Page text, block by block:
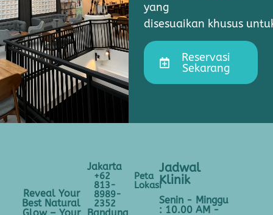
yang
disesuaikan khusus
Reservasi
Sekarang
Reveal Your
Best Natural
Glow – Your
Jakarta
+62
813-
8989-
2352
Peta
Lokasi
Bandung
Jadwal
Klinik
Senin - Minggu
: 10.00 AM -